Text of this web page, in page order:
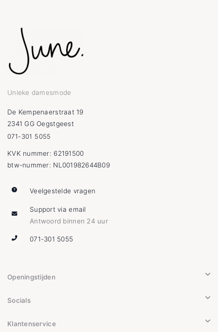
Unieke damesmode
De Kempenaerstraat 19
2341 GG Oegstgeest
071-301 5055
KVK nummer: 62191500
btw-nummer: NL001982644B09
Veelgestelde vragen
Support via email
Antwoord binnen 24 uur
071-301 5055
Openingstijden
Socials
Klantenservice